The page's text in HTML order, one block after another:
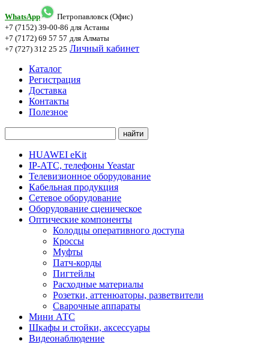
WhatsApp
Петропавловск (Офис)
+7 (7152) 39-00-86 для Астаны
+7 (7172) 69 57 57 для Алматы
+7 (727) 312 25 25 Личный кабинет
Каталог
Регистрация
Доставка
Контакты
Полезное
HUAWEI eKit
IP-АТС, телефоны Yeastar
Телевизионное оборудование
Кабельная продукция
Сетевое оборудование
Оборудование сценическое
Оптические компоненты
Колодцы оперативного доступа
Кроссы
Муфты
Патч-корды
Пигтейлы
Расходные материалы
Розетки, аттенюаторы, разветвители
Сварочные аппараты
Мини АТС
Шкафы и стойки, аксессуары
Видеонаблюдение